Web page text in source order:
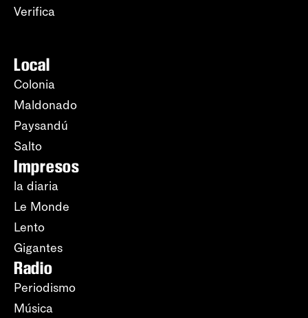
Verifica
Local
Colonia
Maldonado
Paysandú
Salto
Impresos
la diaria
Le Monde
Lento
Gigantes
Radio
Periodismo
Música